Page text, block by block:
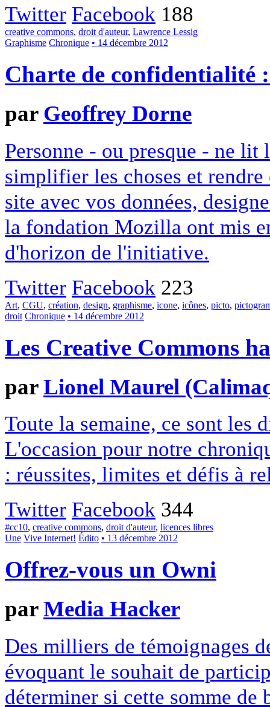
Twitter Facebook 188
creative commons, droit d'auteur, Lawrence Lessig
Graphisme Chronique • 14 décembre 2012
Charte de confidentialité
par Geoffrey Dorne
Personne - ou presque - ne
simplifier les choses et
site avec vos données,
la fondation Mozilla ont mis
d'horizon de l'initiative.
Twitter Facebook 223
Art, CGU, création, design, graphisme, icone, icônes, picto,
droit Chronique • 14 décembre 2012
Les Creative Commons
parLionel Maurel
Toute la semaine, ce sont les
L'occasion pour notre
: réussites, limites et défis à
Twitter Facebook 344
#cc10, creative commons, droit d'auteur, licences libres
Une Vive Internet! Édito • 13 décembre 2012
Offrez-vous un Owni
parMedia Hacker
Des milliers de témoignages
évoquant le souhait de
déterminer si cette somme